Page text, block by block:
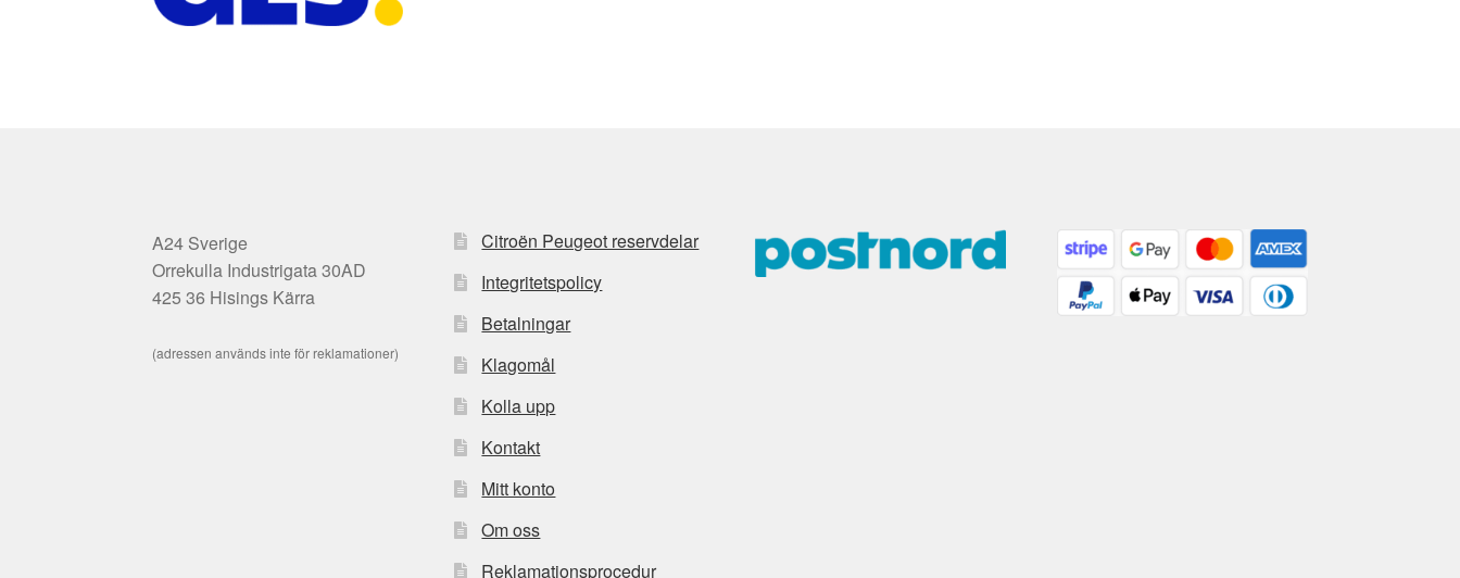
A24 Sverige
Orrekulla Industrigata 30AD
425 36 Hisings Kärra
(adressen används inte för reklamationer)
Citroën Peugeot reservdelar
Integritetspolicy
Betalningar
Klagomål
Kolla upp
Kontakt
Mitt konto
Om oss
Reklamationsprocedur